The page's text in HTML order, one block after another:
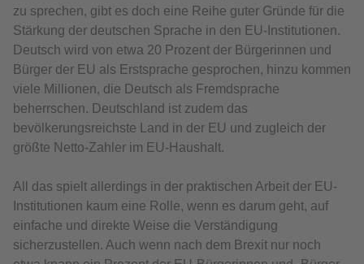
zu sprechen, gibt es doch eine Reihe guter Gründe für die
Stärkung der deutschen Sprache in den EU-Institutionen.
Deutsch wird von etwa 20 Prozent der Bürgerinnen und
Bürger der EU als Erstsprache gesprochen, hinzu kommen
viele Millionen, die Deutsch als Fremdsprache
beherrschen. Deutschland ist zudem das
bevölkerungsreichste Land in der EU und zugleich der
größte Netto-Zahler im EU-Haushalt.
All das spielt allerdings in der praktischen Arbeit der EU-
Institutionen kaum eine Rolle, wenn es darum geht, auf
einfache und direkte Weise die Verständigung
sicherzustellen. Auch wenn nach dem Brexit nur noch